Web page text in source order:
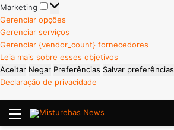
Marketing
Marketing
Gerenciar opções
Gerenciar serviços
Gerenciar {vendor_count} fornecedores
Leia mais sobre esses objetivos
Aceitar Negar Preferências Salvar preferências
Declaração de privacidade
Menu